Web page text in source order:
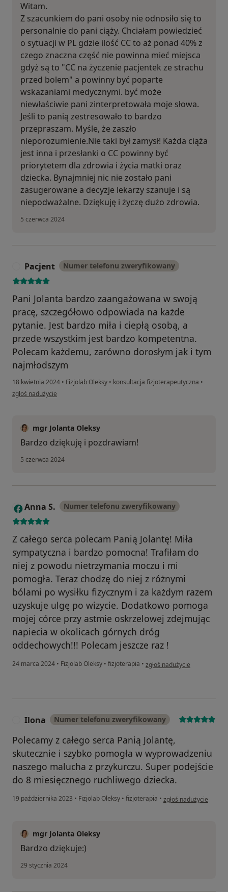
Witam.
Z szacunkiem do pani osoby nie odnosiło się to
personalnie do pani ciąży. Chciałam powiedzieć
o sytuacji w PL gdzie ilość CC to aż ponad 40% z
czego znaczna część nie powinna mieć miejsca
gdyż są to "CC na życzenie pacjentek ze strachu
przed bolem" a powinny być poparte
wskazaniami medycznymi. być może
niewłaściwie pani zinterpretowała moje słowa.
Jeśli to panią zestresowało to bardzo
przepraszam. Myśle, że zaszło
nieporozumienie.Nie taki był zamysł! Każda ciąża
jest inna i przesłanki o CC powinny być
priorytetem dla zdrowia i życia matki oraz
dziecka. Bynajmniej nic nie zostało pani
zasugerowane a decyzje lekarzy szanuje i są
niepodważalne. Dziękuję i życzę dużo zdrowia.
5 czerwca 2024
Pacjent Numer telefonu zweryfikowany
Pani Jolanta bardzo zaangażowana w swoją
pracę, szczegółowo odpowiada na każde
pytanie. Jest bardzo miła i ciepłą osobą, a
przede wszystkim jest bardzo kompetentna.
Polecam każdemu, zarówno dorosłym jak i tym
najmłodszym
18 kwietnia 2024 • Fizjolab Oleksy • konsultacja fizjoterapeutyczna •
w opinii użytkownika Pacjent
zgłoś nadużycie
mgr Jolanta Oleksy
Bardzo dziękuję i pozdrawiam!
5 czerwca 2024
A Anna S. Numer telefonu zweryfikowany
Z całego serca polecam Panią Jolantę! Miła
sympatyczna i bardzo pomocna! Trafiłam do
niej z powodu nietrzymania moczu i mi
pomogła. Teraz chodzę do niej z różnymi
bólami po wysiłku fizycznym i za każdym razem
uzyskuje ulgę po wizycie. Dodatkowo pomoga
mojej córce przy astmie oskrzelowej zdejmując
napiecia w okolicach górnych dróg
oddechowych!!! Polecam jeszcze raz !
24 marca 2024 • Fizjolab Oleksy • fizjoterapia • w opinii użytkownika Anna S.
zgłoś nadużycie
Ilona Numer telefonu zweryfikowany
Polecamy z całego serca Panią Jolantę,
skutecznie i szybko pomogła w wyprowadzeniu
naszego malucha z przykurczu. Super podejście
do 8 miesięcznego ruchliwego dziecka.
19 października 2023 • Fizjolab Oleksy • fizjoterapia • w opinii użytkownika
zgłoś nadużycie
mgr Jolanta Oleksy
Bardzo dziękuje:)
29 stycznia 2024